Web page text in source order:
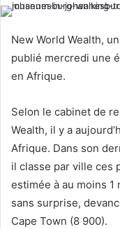
New World Wealth,
publié mercredi une
en Afrique.
Selon le cabinet de
Wealth, il y a
Afrique. Dans son
il classe par ville ces
estimée à au moins
sans surprise,
Cape Town (8 900).